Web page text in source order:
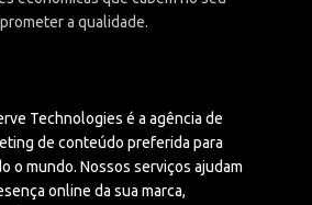
a qualidade.
Technologies é a agência de
de conteúdo preferida para
o mundo. Nossos serviços ajudam
online da sua marca,